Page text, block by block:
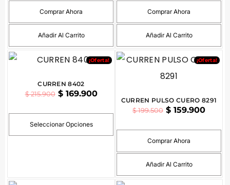
Comprar Ahora
Añadir Al Carrito
Comprar Ahora
Añadir Al Carrito
¡Oferta!
CURREN 8402
$215.900 $169.900
Seleccionar Opciones
¡Oferta!
CURREN PULSO CUERO 8291
$199.500 $ 159.900
Comprar Ahora
Añadir Al Carrito